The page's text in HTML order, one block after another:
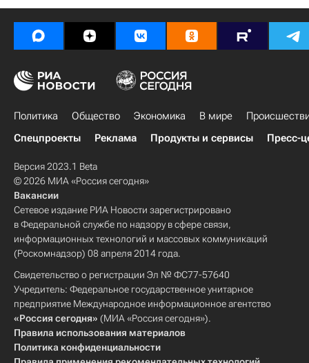
Политика Общество Экономика В мире
Спецпроекты
Реклама Продукты и сервисы Пресс-
Версия 2023.1 Beta
© 2026 МИА «Россия сегодня»
Вакансии
Сетевое издание РИА Новости зарегистрировано
в Федеральной службе по надзору в сфере связи,
информационных технологий и массовых коммуникаций
(Роскомнадзор) 08 апреля 2014 года.
Свидетельство о регистрации Эл № ФС77-57640
Учредитель: Федеральное государственное унитарное
предприятие Международное информационное агентство
«Россия сегодня» (МИА «Россия сегодня»).
Правила использования материалов
Политика конфиденциальности